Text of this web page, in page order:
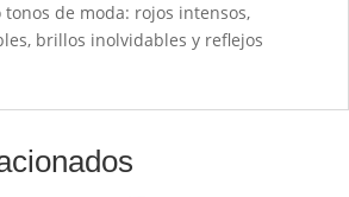
de moda: rojos intensos,
brillos inolvidables y reflejos